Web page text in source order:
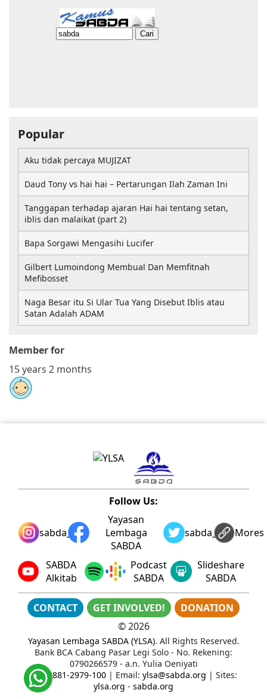
Member for
15 years 2 months
Popular
Aku tidak percaya MUJIZAT
Daud Tony vs hai hai – Pertarungan Ilah Zaman Ini
Tanggapan terhadap ajaran Hai hai tentang setan,
iblis dan malaikat (part 2)
Bapa Sorgawi Mengasihi Lucifer
Gilbert Lumoindong Membual Dan Memfitnah
Mefibosset
Naga Besar itu Si Ular Tua Yang Disebut Iblis atau
Satan Adalah ADAM
Follow Us:
sabda_ylsa
Yayasan
Lembaga
SABDA
sabda_ylsaMores
SABDA
Alkitab
Podcast
SABDA
Slideshare
SABDA
CONTACT GET INVOLVED!
DONATION
©2026
Yayasan Lembaga SABDA (YLSA). All Rights Reserved.
Bank BCA Cabang Pasar Legi Solo - No. Rekening:
0790266579 - a.n. Yulia Oeniyati
WA:0881-2979-100| Email: ylsa@sabda.org | Sites:
ylsa.org - sabda.org